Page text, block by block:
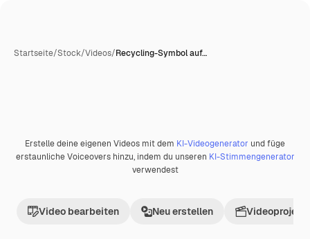
Startseite/Stock/Videos/Recycling-Symbol auf…
Premium
Erstelle deine eigenen Videos mit dem KI-Videogenerator und füge
erstaunliche Voiceovers hinzu, indem du unseren KI-Stimmengenerator
verwendest
Video bearbeiten Neu erstellen Videoprojekt